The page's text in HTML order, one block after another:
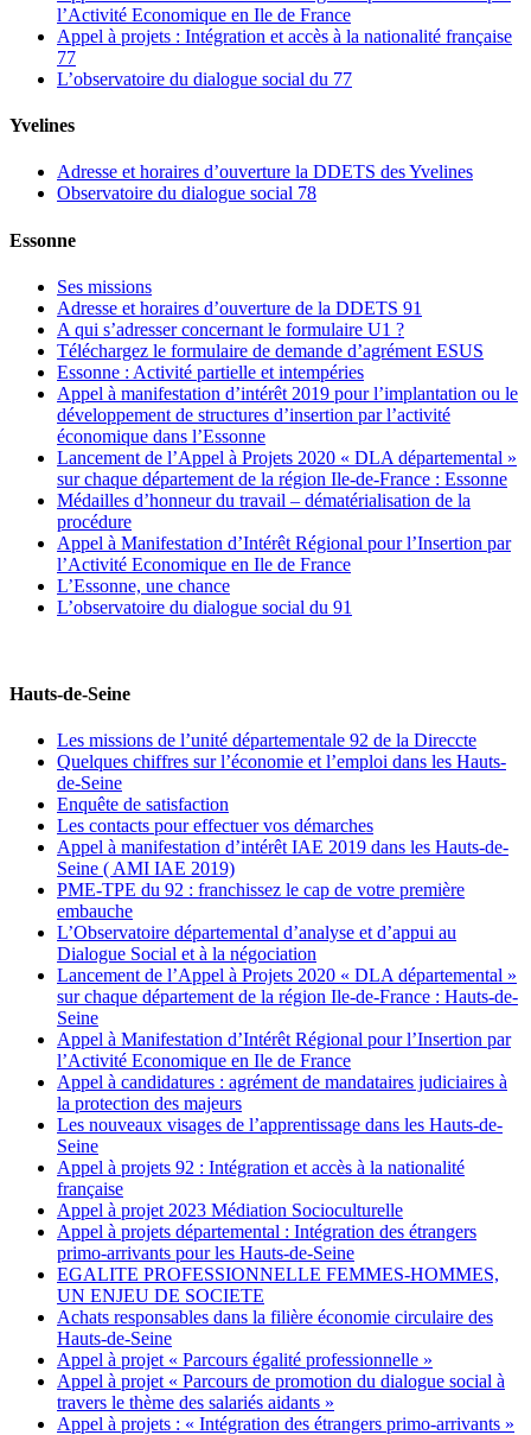
l’Activité Economique en Ile de France
Appel à projets : Intégration et accès à la nationalité française
77
L’observatoire du dialogue social du 77
Yvelines
Adresse et horaires d’ouverture la DDETS des Yvelines
Observatoire du dialogue social 78
Essonne
Ses missions
Adresse et horaires d’ouverture de la DDETS 91
A qui s’adresser concernant le formulaire U1 ?
Téléchargez le formulaire de demande d’agrément ESUS
Essonne : Activité partielle et intempéries
Appel à manifestation d’intérêt 2019 pour l’implantation ou le
développement de structures d’insertion par l’activité
économique dans l’Essonne
Lancement de l’Appel à Projets 2020 « DLA départemental »
sur chaque département de la région Ile-de-France : Essonne
Médailles d’honneur du travail – dématérialisation de la
procédure
Appel à Manifestation d’Intérêt Régional pour l’Insertion par
l’Activité Economique en Ile de France
L’Essonne, une chance
L’observatoire du dialogue social du 91
Hauts-de-Seine
Les missions de l’unité départementale 92 de la Direccte
Quelques chiffres sur l’économie et l’emploi dans les Hauts-
de-Seine
Enquête de satisfaction
Les contacts pour effectuer vos démarches
Appel à manifestation d’intérêt IAE 2019 dans les Hauts-de-
Seine ( AMI IAE 2019)
PME-TPE du 92 : franchissez le cap de votre première
embauche
L’Observatoire départemental d’analyse et d’appui au
Dialogue Social et à la négociation
Lancement de l’Appel à Projets 2020 « DLA départemental »
sur chaque département de la région Ile-de-France : Hauts-de-
Seine
Appel à Manifestation d’Intérêt Régional pour l’Insertion par
l’Activité Economique en Ile de France
Appel à candidatures : agrément de mandataires judiciaires à
la protection des majeurs
Les nouveaux visages de l’apprentissage dans les Hauts-de-
Seine
Appel à projets 92 : Intégration et accès à la nationalité
française
Appel à projet 2023 Médiation Socioculturelle
Appel à projets départemental : Intégration des étrangers
primo-arrivants pour les Hauts-de-Seine
EGALITE PROFESSIONNELLE FEMMES-HOMMES,
UN ENJEU DE SOCIETE
Achats responsables dans la filière économie circulaire des
Hauts-de-Seine
Appel à projet « Parcours égalité professionnelle »
Appel à projet « Parcours de promotion du dialogue social à
travers le thème des salariés aidants »
Appel à projets : « Intégration des étrangers primo-arrivants »